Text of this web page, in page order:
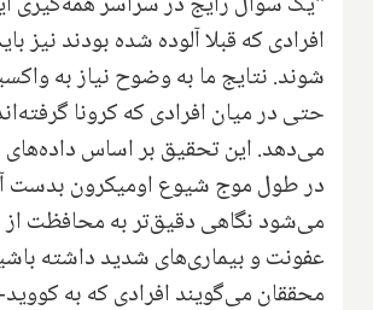
افرادی که قبلا آلوده شده بودند نیز
شوند. نتایج ما به وضوح نیاز به
حتی در میان افرادی که کرونا
می‌دهد. این تحقیق بر اساس
در طول موج شیوع اومیکرون بدست
می‌شود نگاهی دقیق‌تر به محافظت از
عفونت و بیماری‌های شدید داشته